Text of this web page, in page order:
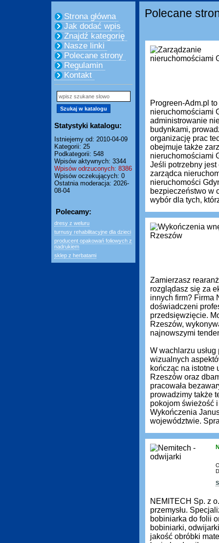
Strona główna
Jak dodać wpis
Znajdź kategorię
Nasze linki
Polecane strony
Regulamin
Kontakt
Statystyki katalogu:
Istniejemy od: 2010-04-09
Kategorii: 25
Podkategorii: 548
Wpisów aktywnych: 3344
Wpisów odrzuconych: 8386
Wpisów oczekujących: 0
Ostatnia moderacja: 2026-
08-04
Polecamy:
dresy z weluru
turnusy rehabilitacyjne dla dzieci
producent opakowań foliowych z
nadrukiem
sklep z herbatami
Polecane
Progreen-Adm.pl
nieruchomościami
administrowanie
budynkami,
organizację prac
obejmuje także
nieruchomościami
Jeśli potrzebny
zarządca
nieruchomości
bezpieczeństwo w
wybór dla tych,
Zamierzasz
rozglądasz się za
innych firm? Firma
doświadczeni
przedsięwzięcie.
Rzeszów,
najnowszymi
W wachlarzu
wizualnych
kończąc na istotne
Rzeszów oraz
pracowała
prowadzimy także
pokojom świeżość
Wykończenia
województwie.
NEMITECH Sp. z
przemysłu.
bobiniarka do folii
bobiniarki,
jakość obróbki